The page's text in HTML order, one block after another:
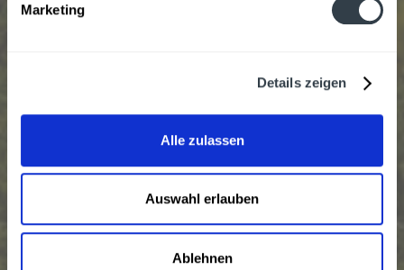
Marketing
Details zeigen
Alle zulassen
Auswahl erlauben
Ablehnen
Camba Hell 20 x 0,5l
Genießen Sie den sanften, malzigen Geschmack und das
elegante Hopfenaroma unseres Camba Hell. Ein